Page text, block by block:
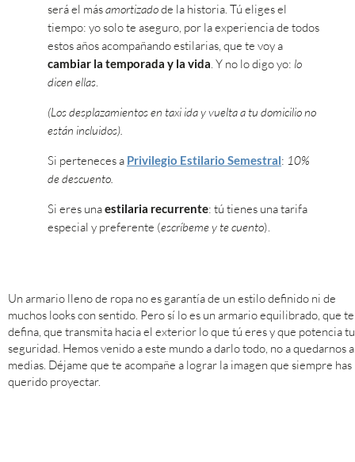
será el másamortizadode la historia. Tú eliges el
tiempo: yo solo te aseguro, por la experiencia de todos
estos años acompañando estilarias, que te voy a
cambiar la temporada y la vida. Y no lo digo yo: lo
dicen ellas.
(Los desplazamientos en taxi ida y vuelta a tu domicilio no
están incluidos).
Si perteneces a Privilegio Estilario Semestral: 10%
de descuento.
Si eres unaestilaria recurrente: tú tienes una tarifa
especial y preferente (escríbeme y te cuento).
Un armario lleno de ropa no es garantía de un estilo definido ni de
muchos looks con sentido. Pero sí lo es un armario equilibrado, que te
defina, que transmita hacia el exterior lo que tú eres y que potencia tu
seguridad. Hemos venido a este mundo a darlo todo, no a quedarnos a
medias. Déjame que te acompañe a lograr la imagen que siempre has
querido proyectar.